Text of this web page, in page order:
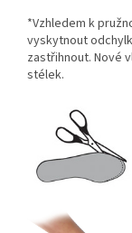
*Vzhledem k
vyskytnout
zastřihnout. Nové
stélek.